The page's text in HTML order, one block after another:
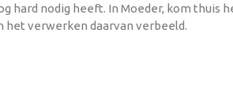
hard nodig heeft. In Moeder, kom thuis
het verwerken daarvan verbeeld.